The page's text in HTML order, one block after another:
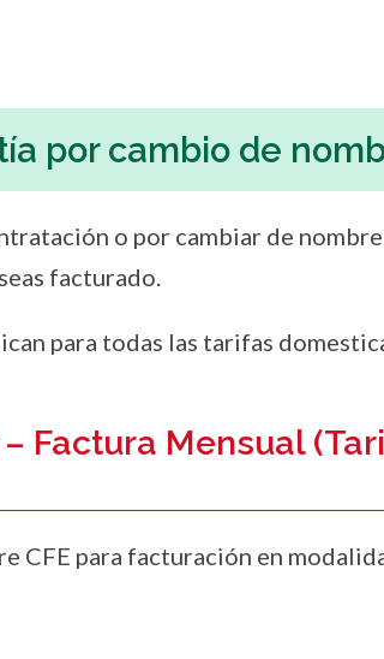
por cambio de
o por cambiar de
facturado.
para todas las tarifas
Factura Mensual
CFE para facturación en